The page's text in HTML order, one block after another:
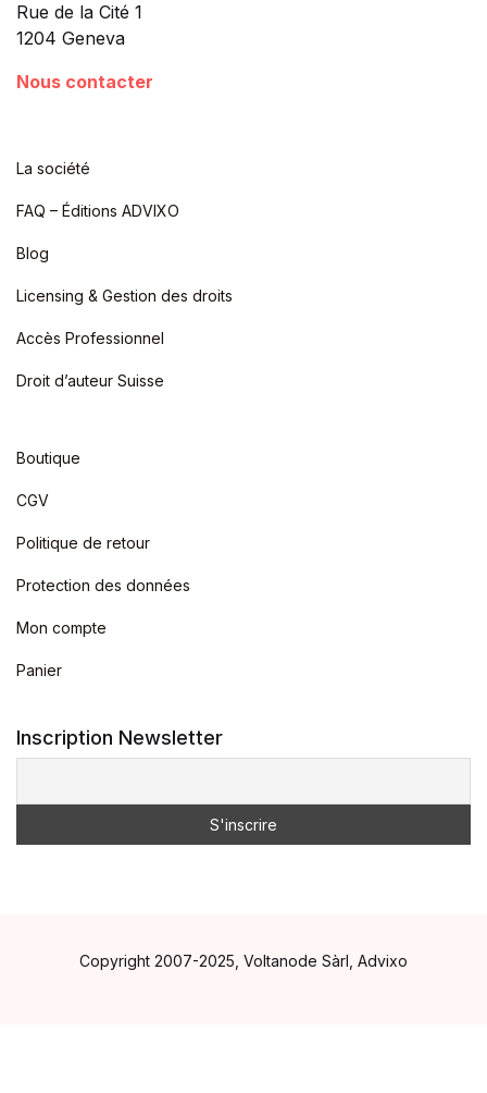
Rue de la Cité 1
1204 Geneva
Nous contacter
La société
FAQ – Éditions ADVIXO
Blog
Licensing & Gestion des droits
Accès Professionnel
Droit d’auteur Suisse
Boutique
CGV
Politique de retour
Protection des données
Mon compte
Panier
Inscription Newsletter
Copyright 2007-2025, Voltanode Sàrl, Advixo